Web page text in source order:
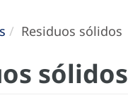
Residuos sólidos
sólidos